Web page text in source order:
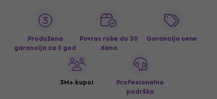
Produžena
garancija za 3 god
Povrat robe do 30
dana
Garancija cene
3M+ kupci
Profesionalna
podrška